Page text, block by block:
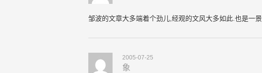
邹波的文章大多端着个劲儿,经观的文风大多如此.也是一景.
2005-07-25
象